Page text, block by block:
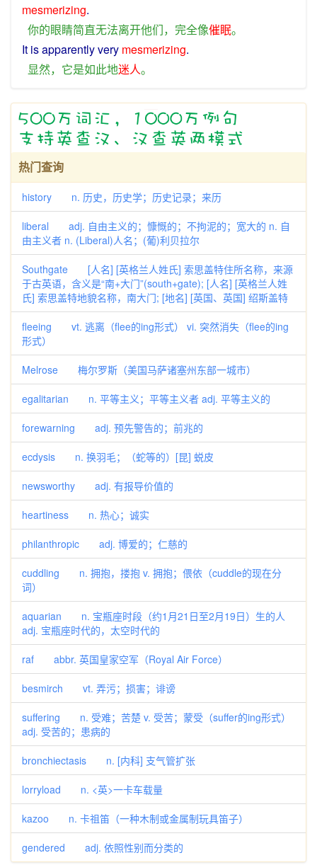
mesmerizing.
你的眼睛简直无法离开他们， 完全像催眠。
It isapparentlyvery mesmerizing.
显然， 它是如此地迷人。
热门查询
history n. 历史，历史学；历史记录；来历
liberal adj. 自由主义的；慷慨的；不拘泥的；宽大的 n. 自
由主义者 n. (Liberal)人名；(葡)利贝拉尔
Southgate [人名] [英格兰人姓氏] 索思盖特住所名称，来源
于古英语，含义是“南+大门”(south+gate); [人名] [英格兰人姓
氏] 索思盖特地貌名称，南大门; [地名] [英国、英国] 绍斯盖特
fleeing vt. 逃离（flee的ing形式） vi. 突然消失（flee的ing
形式）
Melrose 梅尔罗斯（美国马萨诸塞州东部一城市）
egalitarian n. 平等主义；平等主义者 adj. 平等主义的
forewarning adj. 预先警告的；前兆的
ecdysis n. 换羽毛；（蛇等的）[昆] 蜕皮
newsworthy adj. 有报导价值的
heartiness n. 热心；诚实
philanthropic adj. 博爱的；仁慈的
cuddling n. 拥抱，搂抱 v. 拥抱；偎依（cuddle的现在分
词）
aquarian n. 宝瓶座时段（约1月21日至2月19日）生的人
adj. 宝瓶座时代的，太空时代的
raf abbr. 英国皇家空军（Royal Air Force）
besmirch vt. 弄污；损害；诽谤
suffering n. 受难；苦楚 v. 受苦；蒙受（suffer的ing形式）
adj. 受苦的；患病的
bronchiectasis n. [内科] 支气管扩张
lorryload n. <英>一卡车载量
kazoo n. 卡祖笛（一种木制或金属制玩具笛子）
gendered adj. 依照性别而分类的